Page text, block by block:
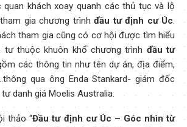
khách xoay quanh các thủ tục và lộ
gia chương trình đầu tư định cư Úc.
tham gia cũng có cơ hội được tìm hiểu
thuộc khuôn khổ chương trình đầu tư
các thông tin như tên dự án, địa điểm,
qua ông Enda Stankard- giám đốc
danh giá Moelis Australia.
thảo “Đầu tư định cư Úc – Góc nhìn từ